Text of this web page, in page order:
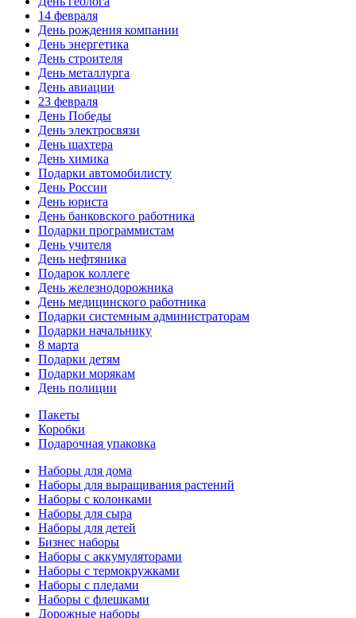
14 февраля
День рождения компании
День энергетика
День строителя
День металлурга
День авиации
23 февраля
День Победы
День электросвязи
День шахтера
День химика
Подарки автомобилисту
День России
День юриста
День банковского работника
Подарки программистам
День учителя
День нефтяника
Подарок коллеге
День железнодорожника
День медицинского работника
Подарки системным администраторам
Подарки начальнику
8 марта
Подарки детям
Подарки морякам
День полиции
Пакеты
Коробки
Подарочная упаковка
Наборы для дома
Наборы для выращивания растений
Наборы с колонками
Наборы для сыра
Наборы для детей
Бизнес наборы
Наборы с аккумуляторами
Наборы с термокружками
Наборы с пледами
Наборы с флешками
Дорожные наборы